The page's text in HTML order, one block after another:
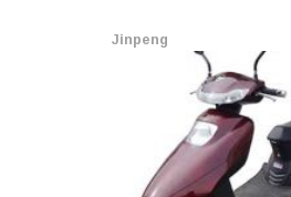
Jinpeng